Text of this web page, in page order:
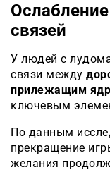
связей
У людей с
связи между
прилежащим
ключевым
По данным
прекращение
желания